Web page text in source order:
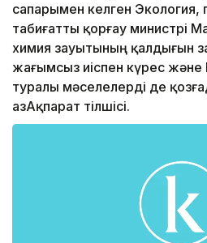
сапарымен келген Экология,
табиғатты қорғау министрі
химия зауытының қалдығын
жағымсыз иіспен күрес
туралы мәселелерді де
ҚазАқпарат тілшісі.